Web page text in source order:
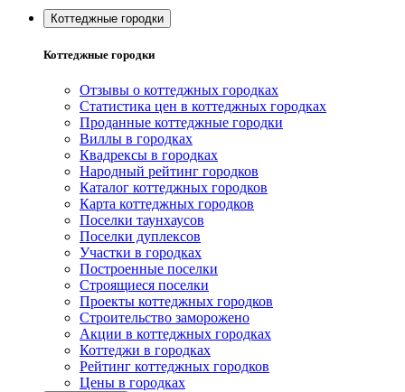
Коттеджные городки
Коттеджные городки
Отзывы о коттеджных городках
Статистика цен в коттеджных городках
Проданные коттеджные городки
Виллы в городках
Квадрексы в городках
Народный рейтинг городков
Каталог коттеджных городков
Карта коттеджных городков
Поселки таунхаусов
Поселки дуплексов
Участки в городках
Построенные поселки
Строящиеся поселки
Проекты коттеджных городков
Строительство заморожено
Акции в коттеджных городках
Коттеджи в городках
Рейтинг коттеджных городков
Цены в городках